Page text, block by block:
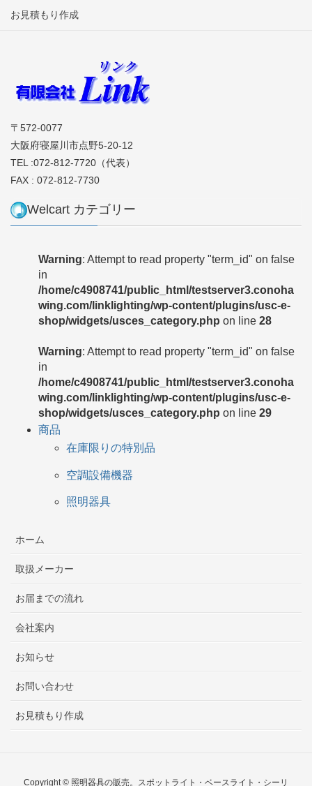
お見積もり作成
〒572-0077
大阪府寝屋川市点野5-20-12
TEL :072-812-7720（代表）
FAX : 072-812-7730
Welcart カテゴリー
Warning: Attempt to read property "term_id" on false
in
/home/c4908741/public_html/testserver3.conoha
wing.com/linklighting/wp-content/plugins/usc-e-
shop/widgets/usces_category.php on line 28
Warning: Attempt to read property "term_id" on false
in
/home/c4908741/public_html/testserver3.conoha
wing.com/linklighting/wp-content/plugins/usc-e-
shop/widgets/usces_category.php on line 29
商品
在庫限りの特別品
空調設備機器
照明器具
ホーム
取扱メーカー
お届までの流れ
会社案内
お知らせ
お問い合わせ
お見積もり作成
Copyright © 照明器具の販売。スポットライト・ベースライト・シーリ